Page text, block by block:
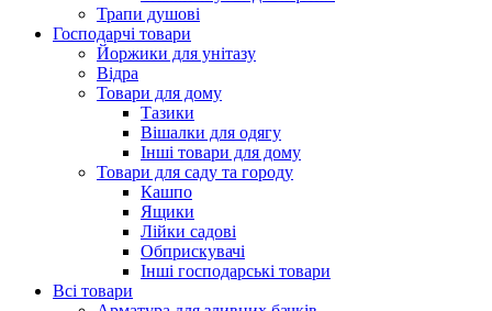
Трапи душові
Господарчі товари
Йоржики для унітазу
Відра
Товари для дому
Тазики
Вішалки для одягу
Інші товари для дому
Товари для саду та городу
Кашпо
Ящики
Лійки садові
Обприскувачі
Інші господарські товари
Всі товари